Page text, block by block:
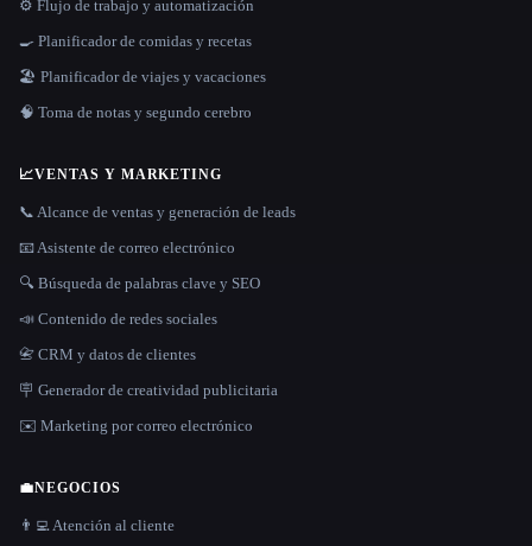
⚙️ Flujo de trabajo y automatización
🍳 Planificador de comidas y recetas
🏖 Planificador de viajes y vacaciones
🧠 Toma de notas y segundo cerebro
📈VENTAS Y MARKETING
📞 Alcance de ventas y generación de leads
📧 Asistente de correo electrónico
🔍 Búsqueda de palabras clave y SEO
📣 Contenido de redes sociales
📇 CRM y datos de clientes
🪧 Generador de creatividad publicitaria
✉️ Marketing por correo electrónico
💼NEGOCIOS
👨‍💻 Atención al cliente